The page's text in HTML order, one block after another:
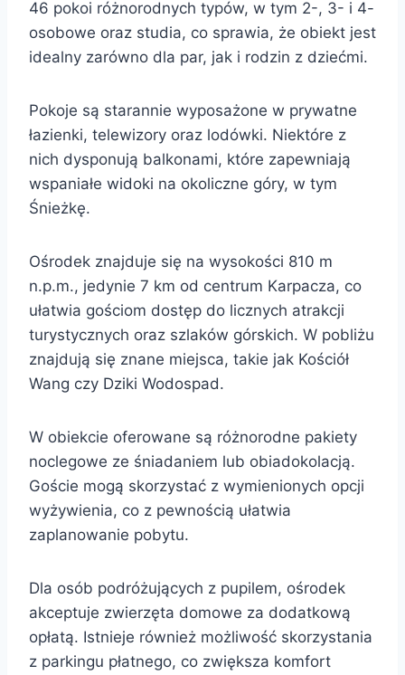
46 pokoi różnorodnych typów, w tym 2-, 3- i 4-
osobowe oraz studia, co sprawia, że obiekt jest
idealny zarówno dla par, jak i rodzin z dziećmi.
Pokoje są starannie wyposażone w prywatne
łazienki, telewizory oraz lodówki. Niektóre z
nich dysponują balkonami, które zapewniają
wspaniałe widoki na okoliczne góry, w tym
Śnieżkę.
Ośrodek znajduje się na wysokości 810 m
n.p.m., jedynie 7 km od centrum Karpacza, co
ułatwia gościom dostęp do licznych atrakcji
turystycznych oraz szlaków górskich. W pobliżu
znajdują się znane miejsca, takie jak Kościół
Wang czy Dziki Wodospad.
W obiekcie oferowane są różnorodne pakiety
noclegowe ze śniadaniem lub obiadokolacją.
Goście mogą skorzystać z wymienionych opcji
wyżywienia, co z pewnością ułatwia
zaplanowanie pobytu.
Dla osób podróżujących z pupilem, ośrodek
akceptuje zwierzęta domowe za dodatkową
opłatą. Istnieje również możliwość skorzystania
z parkingu płatnego, co zwiększa komfort